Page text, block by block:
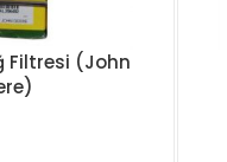
Filtresi (John